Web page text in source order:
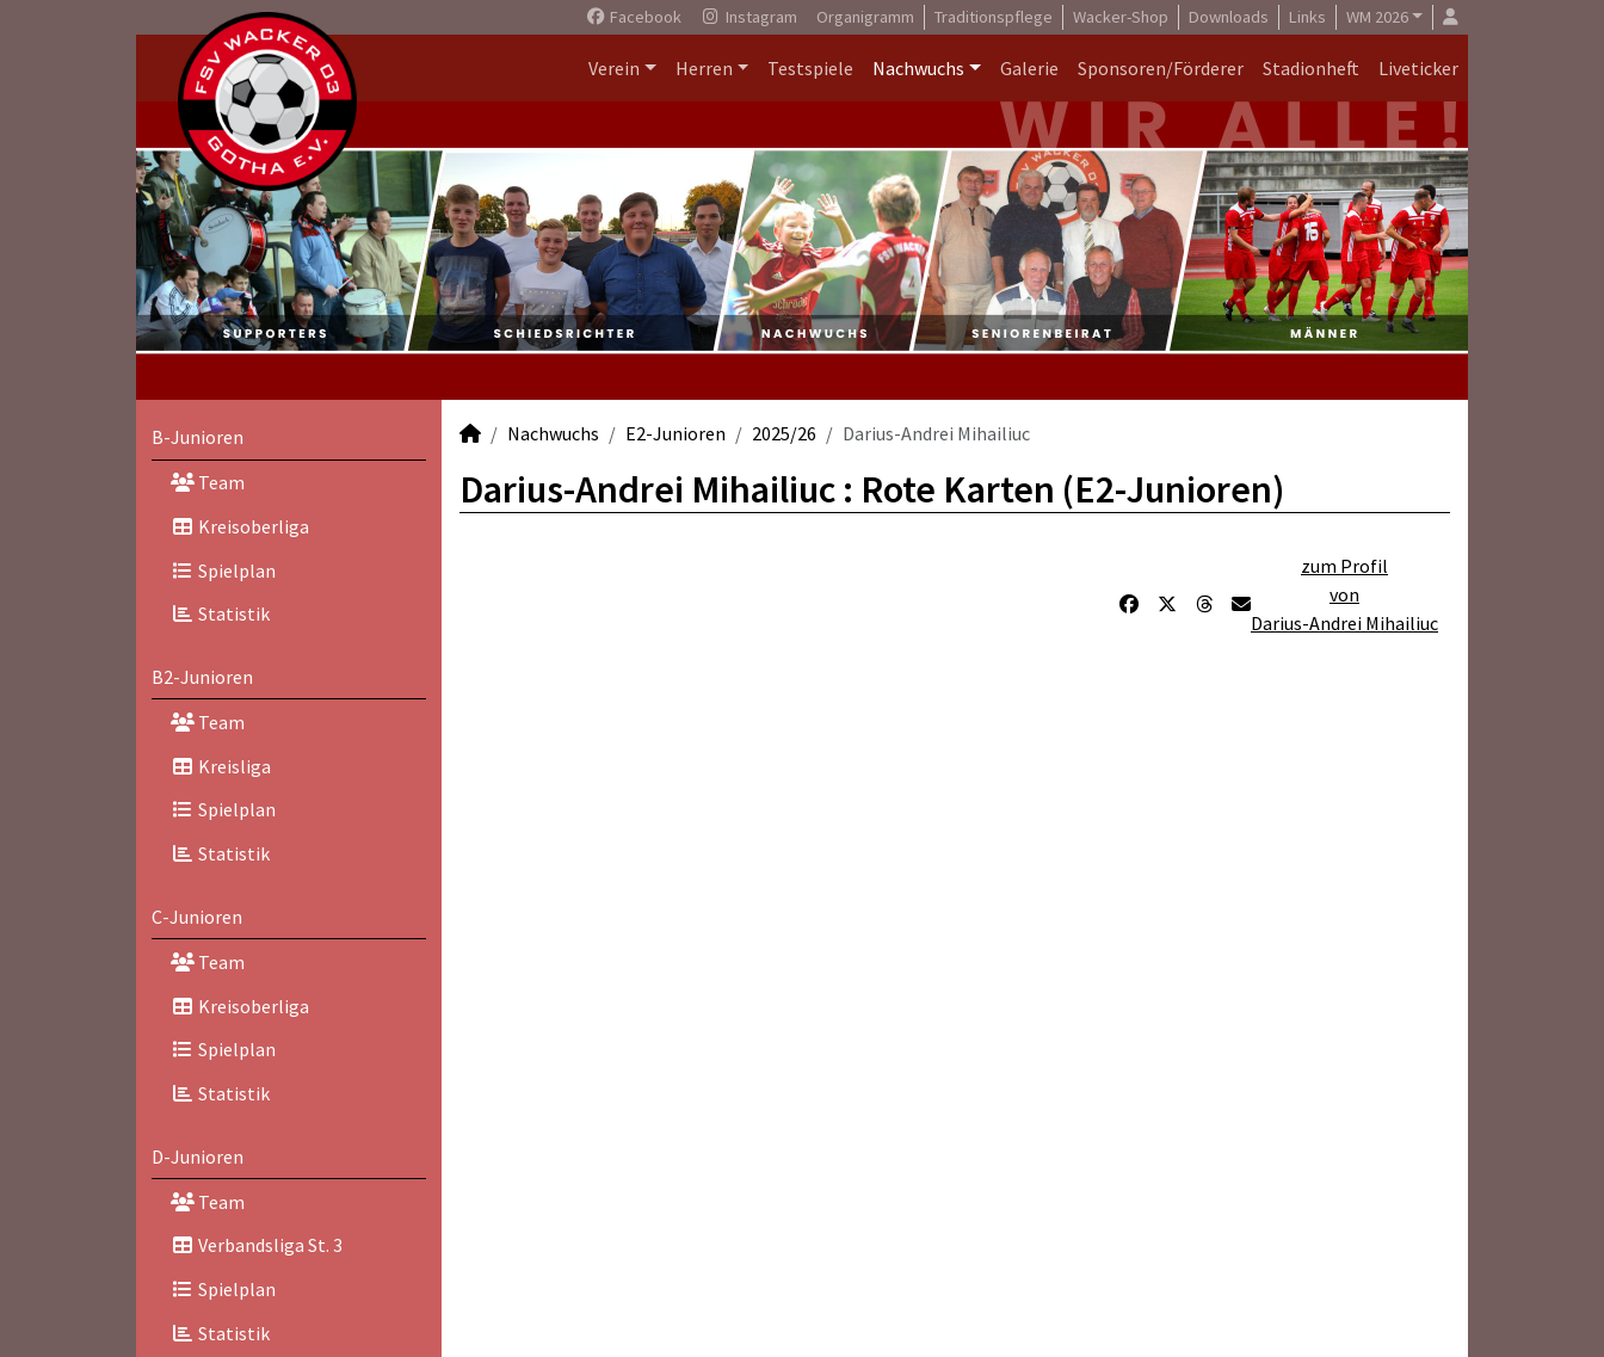
Facebook Instagram Organigramm Traditionspflege Wacker-Shop Downloads Links WM 2026
Verein Herren Testspiele Nachwuchs Galerie Sponsoren/Förderer Stadionheft Liveticker
B-Junioren
Team
Kreisoberliga
Spielplan
Statistik
B2-Junioren
Team
Kreisliga
Spielplan
Statistik
C-Junioren
Team
Kreisoberliga
Spielplan
Statistik
D-Junioren
Team
Verbandsliga St. 3
Spielplan
Statistik
Nachwuchs E2-Junioren 2025/26 Darius-Andrei Mihailiuc
Darius-Andrei Mihailiuc : Rote Karten (E2-Junioren)
zum Profil
von
Darius-Andrei Mihailiuc